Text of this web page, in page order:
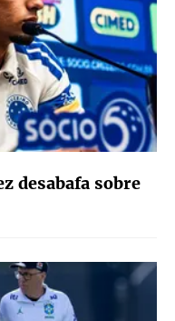
desabafa sobre